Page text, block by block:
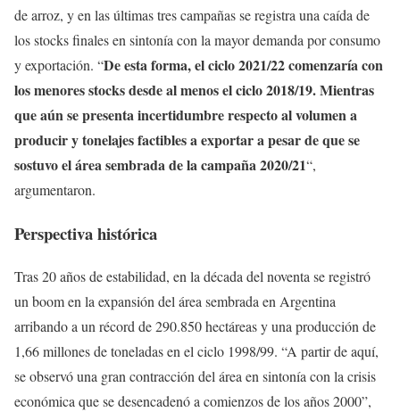
de arroz, y en las últimas tres campañas se registra una caída de
los stocks finales en sintonía con la mayor demanda por consumo
y exportación. “De esta forma, el ciclo 2021/22 comenzaría con
los menores stocks desde al menos el ciclo 2018/19. Mientras
que aún se presenta incertidumbre respecto al volumen a
producir y tonelajes factibles a exportar a pesar de que se
sostuvo el área sembrada de la campaña 2020/21“,
argumentaron.
Perspectiva histórica
Tras 20 años de estabilidad, en la década del noventa se registró
un boom en la expansión del área sembrada en Argentina
arribando a un récord de 290.850 hectáreas y una producción de
1,66 millones de toneladas en el ciclo 1998/99. “A partir de aquí,
se observó una gran contracción del área en sintonía con la crisis
económica que se desencadenó a comienzos de los años 2000”,